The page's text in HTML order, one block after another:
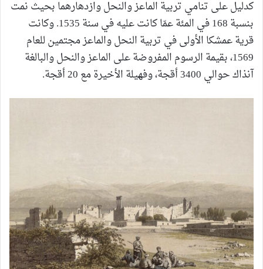
كدليل على تنامي تربية الماعز والنحل وازدهارهما بحيث نمت
بنسبة 168 في المئة عمّا كانت عليه في سنة 1535. وكانت
قرية عمشكا الأولى في تربية النحل والماعز مجتمين للعام
1569، بقيمة الرسوم المفروضة على الماعز والنحل والبالغة
آنذاك حوالي 3400 أقجة، وفهيلة الأخيرة مع 20 أقجة.